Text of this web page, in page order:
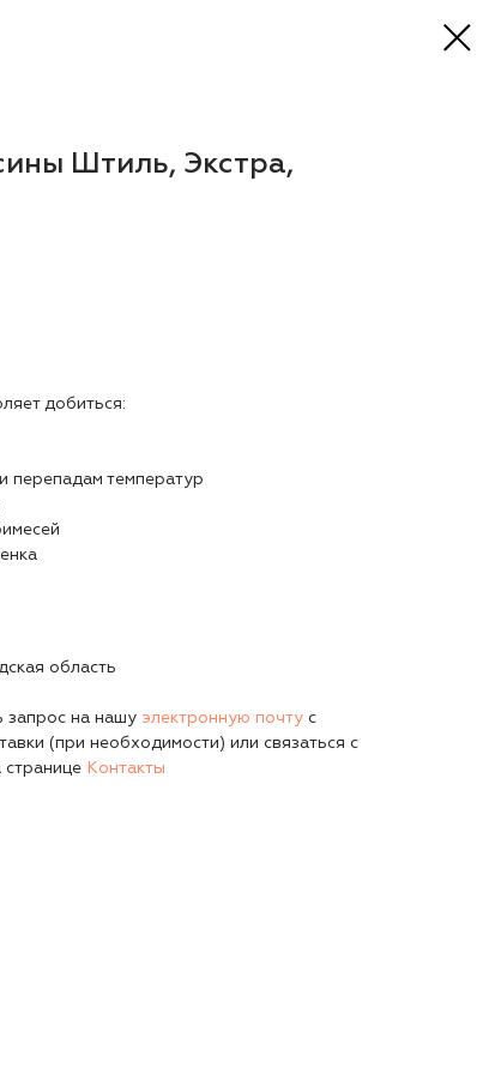
Штиль, Экстра,
добиться:
перепадам температур
область
запрос на нашу электронную почту с
(при необходимости) или связаться с
Контакты